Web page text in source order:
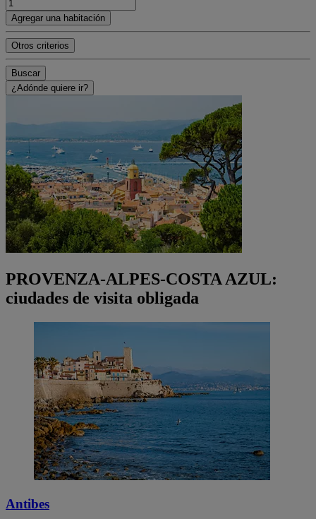
Agregar una habitación
Otros criterios
Buscar
¿Adónde quiere ir?
PROVENZA-ALPES-COSTA AZUL:
ciudades de visita obligada
Antibes